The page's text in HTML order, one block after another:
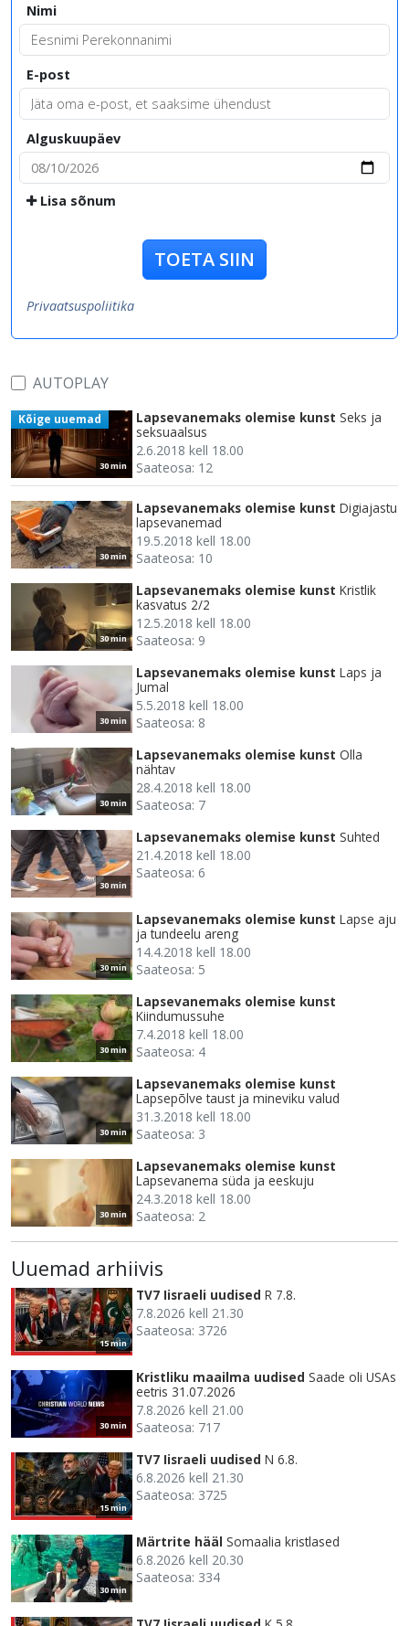
Nimi
E-post
Alguskuupäev
Lisa sõnum
TOETA SIIN
Privaatsuspoliitika
AUTOPLAY
30 min
Kõige uuemad Lapsevanemaks olemise kunst Seks ja
seksuaalsus
2.6.2018 kell 18.00
Saateosa: 12
30 min
Lapsevanemaks olemise kunst Digiajastu
lapsevanemad
19.5.2018 kell 18.00
Saateosa: 10
30 min
Lapsevanemaks olemise kunst Kristlik
kasvatus 2/2
12.5.2018 kell 18.00
Saateosa: 9
30 min
Lapsevanemaks olemise kunst Laps ja
Jumal
5.5.2018 kell 18.00
Saateosa: 8
30 min
Lapsevanemaks olemise kunst Olla
nähtav
28.4.2018 kell 18.00
Saateosa: 7
30 min
Lapsevanemaks olemise kunst Suhted
21.4.2018 kell 18.00
Saateosa: 6
30 min
Lapsevanemaks olemise kunst Lapse aju
ja tundeelu areng
14.4.2018 kell 18.00
Saateosa: 5
30 min
Lapsevanemaks olemise kunst
Kiindumussuhe
7.4.2018 kell 18.00
Saateosa: 4
30 min
Lapsevanemaks olemise kunst
Lapsepõlve taust ja mineviku valud
31.3.2018 kell 18.00
Saateosa: 3
30 min
Lapsevanemaks olemise kunst
Lapsevanema süda ja eeskuju
24.3.2018 kell 18.00
Saateosa: 2
Uuemad arhiivis
15 min
TV7 Iisraeli uudised R 7.8.
7.8.2026 kell 21.30
Saateosa: 3726
30 min
Kristliku maailma uudised Saade oli USAs
eetris 31.07.2026
7.8.2026 kell 21.00
Saateosa: 717
15 min
TV7 Iisraeli uudised N 6.8.
6.8.2026 kell 21.30
Saateosa: 3725
30 min
Märtrite hääl Somaalia kristlased
6.8.2026 kell 20.30
Saateosa: 334